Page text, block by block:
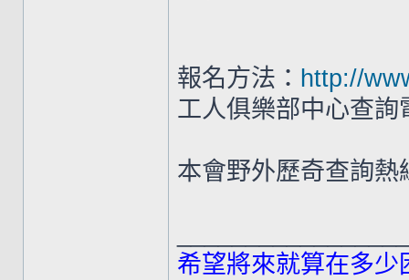
報名方法： http://
工人俱樂部中心查
本會野外歷奇查詢熱
希望將來就算在多